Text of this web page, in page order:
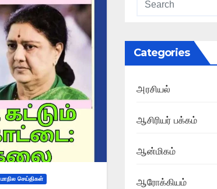
மாநில செய்திகள்
Categories
அரசியல்
ஆசிரியர் பக்கம்
ஆன்மிகம்
ஆரோக்கியம்